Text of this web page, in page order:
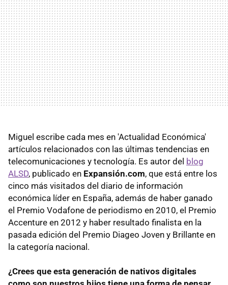
Miguel escribe cada mes en 'Actualidad Económica'
artículos relacionados con las últimas tendencias en
telecomunicaciones y tecnología. Es autor del blog
ALSD, publicado en Expansión.com, que está entre los
cinco más visitados del diario de información
económica líder en España, además de haber ganado
el Premio Vodafone de periodismo en 2010, el Premio
Accenture en 2012 y haber resultado finalista en la
pasada edición del Premio Diageo Joven y Brillante en
la categoría nacional.
¿Crees que esta generación de nativos digitales